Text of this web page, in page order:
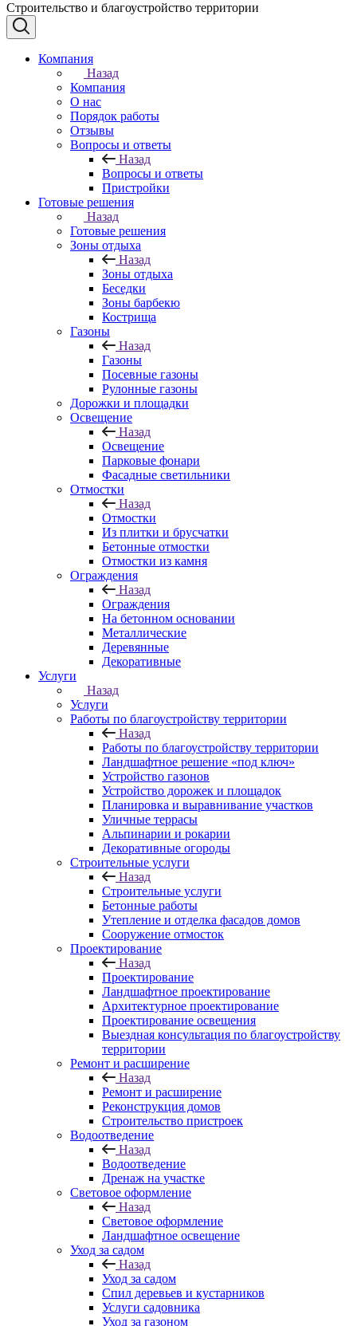
Строительство и благоустройство территории
Компания
Назад
Компания
О нас
Порядок работы
Отзывы
Вопросы и ответы
Назад
Вопросы и ответы
Пристройки
Готовые решения
Назад
Готовые решения
Зоны отдыха
Назад
Зоны отдыха
Беседки
Зоны барбекю
Кострища
Газоны
Назад
Газоны
Посевные газоны
Рулонные газоны
Дорожки и площадки
Освещение
Назад
Освещение
Парковые фонари
Фасадные светильники
Отмостки
Назад
Отмостки
Из плитки и брусчатки
Бетонные отмостки
Отмостки из камня
Ограждения
Назад
Ограждения
На бетонном основании
Металлические
Деревянные
Декоративные
Услуги
Назад
Услуги
Работы по благоустройству территории
Назад
Работы по благоустройству территории
Ландшафтное решение «под ключ»
Устройство газонов
Устройство дорожек и площадок
Планировка и выравнивание участков
Уличные террасы
Альпинарии и рокарии
Декоративные огороды
Строительные услуги
Назад
Строительные услуги
Бетонные работы
Утепление и отделка фасадов домов
Сооружение отмосток
Проектирование
Назад
Проектирование
Ландшафтное проектирование
Архитектурное проектирование
Проектирование освещения
Выездная консультация по благоустройству
территории
Ремонт и расширение
Назад
Ремонт и расширение
Реконструкция домов
Строительство пристроек
Водоотведение
Назад
Водоотведение
Дренаж на участке
Световое оформление
Назад
Световое оформление
Ландшафтное освещение
Уход за садом
Назад
Уход за садом
Спил деревьев и кустарников
Услуги садовника
Уход за газоном